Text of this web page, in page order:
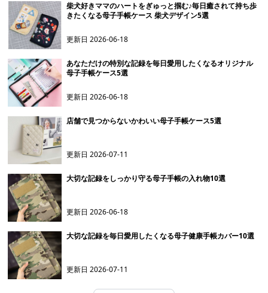
柴犬好きママのハートをぎゅっと掴む♪毎日癒されて持ち歩
きたくなる母子手帳ケース 柴犬デザイン5選
更新日2026-06-18
あなただけの特別な記録を毎日愛用したくなるオリジナル
母子手帳ケース5選
更新日2026-06-18
店舗で見つからないかわいい母子手帳ケース5選
更新日2026-07-11
大切な記録をしっかり守る母子手帳の入れ物10選
更新日2026-06-18
大切な記録を毎日愛用したくなる母子健康手帳カバー10選
更新日2026-07-11